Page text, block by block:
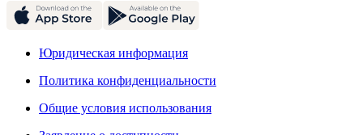
Юридическая информация
Политика конфиденциальности
Общие условия использования